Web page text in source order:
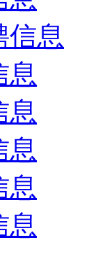
信息
息
息
息
息
息